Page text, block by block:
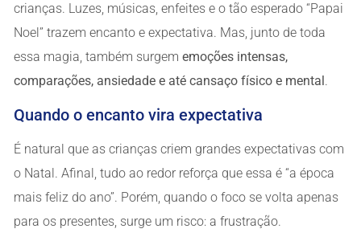
crianças. Luzes, músicas, enfeites e o tão esperado “Papai
Noel” trazem encanto e expectativa. Mas, junto de toda
essa magia, também surgem emoções intensas,
comparações, ansiedade e até cansaço físico e mental .
Quando o encanto vira expectativa
É natural que as crianças criem grandes expectativas com
o Natal. Afinal, tudo ao redor reforça que essa é “a época
mais feliz do ano”. Porém, quando o foco se volta apenas
para os presentes, surge um risco: a frustração.